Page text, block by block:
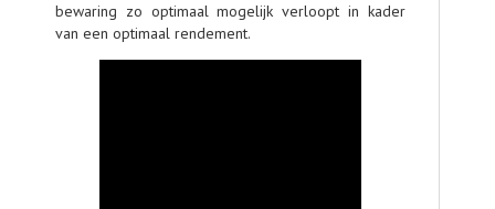
bewaring zo optimaal mogelijk verloopt in kader
van een optimaal rendement.